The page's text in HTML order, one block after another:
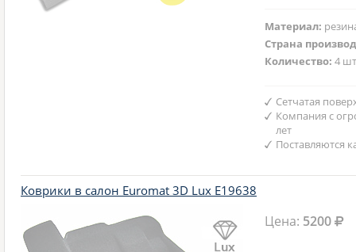
Материал:
Страна
Количество:4
Сетчатая
Компания с
лет
Поставляются
Коврики в салон Euromat 3D Lux E19638
Цена: 5200